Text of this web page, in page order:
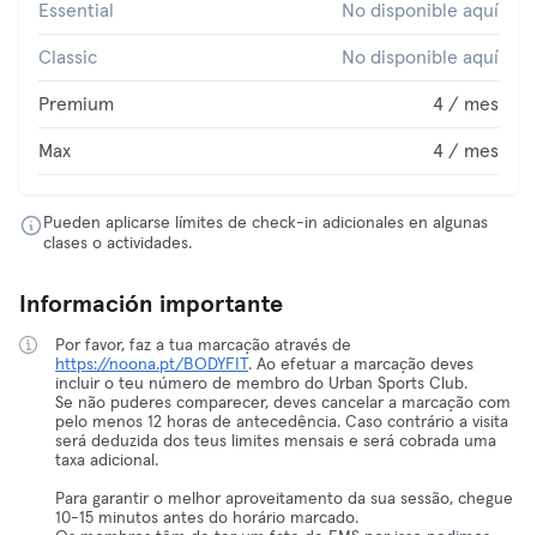
Essential No disponible aquí
Classic No disponible aquí
Premium 4 / mes
Max 4 / mes
Pueden aplicarse límites de check-in adicionales en algunas
clases o actividades.
Información importante
Por favor, faz a tua marcação através de
https://noona.pt/BODYFIT . Ao efetuar a marcação deves
incluir o teu número de membro do Urban Sports Club.
Se não puderes comparecer, deves cancelar a marcação com
pelo menos 12 horas de antecedência. Caso contrário a visita
será deduzida dos teus limites mensais e será cobrada uma
taxa adicional.
Para garantir o melhor aproveitamento da sua sessão, chegue
10-15 minutos antes do horário marcado.